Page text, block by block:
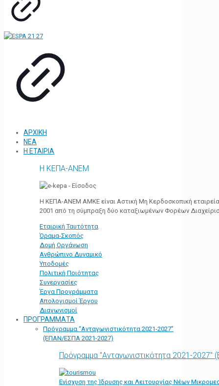
ΑΡΧΙΚΗ
ΝΕΑ
Η ΕΤΑΙΡΙΑ
Η ΚΕΠΑ-ΑΝΕΜ
Η ΚΕΠΑ-ΑΝΕΜ ΑΜΚΕ είναι Αστική Μη Κερδοσκοπική
2001 από τη σύμπραξη δύο καταξιωμένων Φορέων
Εταιρική Ταυτότητα
Όραμα-Σκοπός
Δομή Οργάνωση
Ανθρώπινο Δυναμικό
Υποδομές
Πολιτική Ποιότητας
Συνεργασίες
Έργα Προγράμματα
Απολογισμοί Έργου
Διαγωνισμοί
ΠΡΟΓΡΑΜΜΑΤΑ
Πρόγραμμα “Ανταγωνιστικότητα 2021-2027”
(ΕΠΑΝ/ΕΣΠΑ 2021-2027)
Πρόγραμμα "Ανταγωνιστικότητα 2021-
Ενίσχυση της Ίδρυσης και Λειτουργίας Νέων